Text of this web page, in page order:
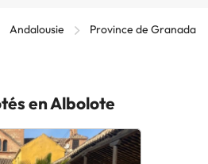
Andalousie
Province de Granada
en Albolote